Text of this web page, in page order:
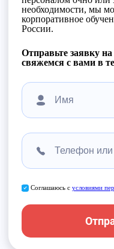
необходимости, мы
корпоративное
России.
Отправьте заявку
свяжемся с вами в
Соглашаюсь с условиями